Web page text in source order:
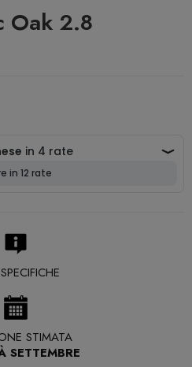
Oak 2.8
STIMATA
SETTEMBRE